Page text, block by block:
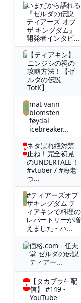
いまだから語れる
『ゼルダの伝説
ティアーズ オブ
ザ キングダム』
開発者インタビ...
【ティアキン】
ニンジシの祠の
攻略方法！【ゼ
ルダの伝説
TotK】
mat vann
blomsten
føydal
icebreaker...
ネタばれ絶対禁
止ね！完全初見
のUNDERTALE！
#vtuber / #海老
つ...
#ティアーズオブ
ザキングダム テ
ィアキンで料理の
レパートリーが増
えました - ハ...
価格.com - 任天
堂 ゼルダの伝説
ティアー...
【タカブラ生配
信】 #149 -
YouTube